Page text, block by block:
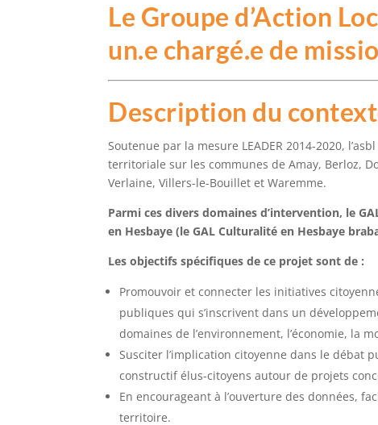
Le Groupe d’Action
un.e chargé.e de
Description du
Soutenue par la mesure LEADER 2014-2020,
territoriale sur les communes de Amay, Berloz,
Verlaine, Villers-le-Bouillet et Waremme.
Parmi ces divers domaines d’intervention, le
en Hesbaye (le GAL Culturalité en Hesbaye
Les objectifs spécifiques de ce projet sont de :
Promouvoir et connecter les initiatives
publiques qui s’inscrivent dans un
domaines de l’environnement, l’économie, la
Susciter l’implication citoyenne dans le débat
constructif élus-citoyens autour de projets
En encourageant à l’ouverture des données,
territoire.